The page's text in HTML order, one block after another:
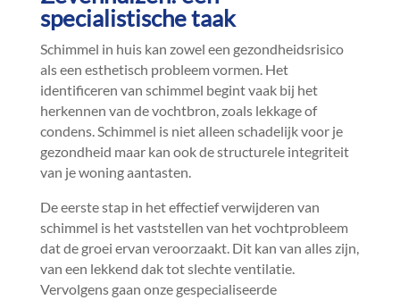
specialistische taak
Schimmel in huis kan zowel een gezondheidsrisico
als een esthetisch probleem vormen.​ Het
identificeren van schimmel begint vaak bij het
herkennen van de vochtbron, zoals lekkage of
condens.​ Schimmel is niet alleen schadelijk voor je
gezondheid maar kan ook de structurele integriteit
van je woning aantasten.​
De eerste stap in het effectief verwijderen van
schimmel is het vaststellen van het vochtprobleem
dat de groei ervan veroorzaakt.​ Dit kan van alles zijn,
van een lekkend dak tot slechte ventilatie.​
Vervolgens gaan onze gespecialiseerde